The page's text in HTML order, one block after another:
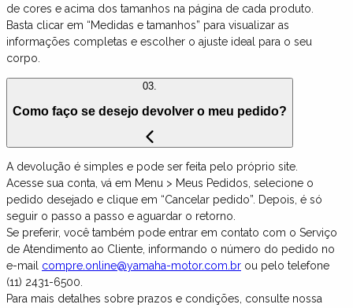
de cores e acima dos tamanhos na página de cada produto.
Basta clicar em “Medidas e tamanhos” para visualizar as
informações completas e escolher o ajuste ideal para o seu
corpo.
03.
Como faço se desejo devolver o meu pedido?
A devolução é simples e pode ser feita pelo próprio site.
Acesse sua conta, vá em Menu > Meus Pedidos, selecione o
pedido desejado e clique em “Cancelar pedido”. Depois, é só
seguir o passo a passo e aguardar o retorno.
Se preferir, você também pode entrar em contato com o Serviço
de Atendimento ao Cliente, informando o número do pedido no
e-mail compre.online@yamaha-motor.com.br ou pelo telefone
(11) 2431-6500.
Para mais detalhes sobre prazos e condições, consulte nossa